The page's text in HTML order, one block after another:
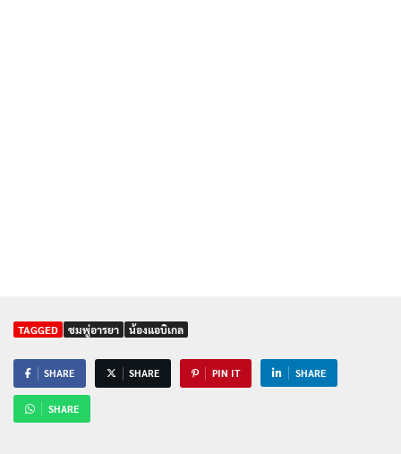
TAGGED ชมพู่อารยา น้องแอบิเกล
SHARE SHARE PIN IT SHARE
SHARE